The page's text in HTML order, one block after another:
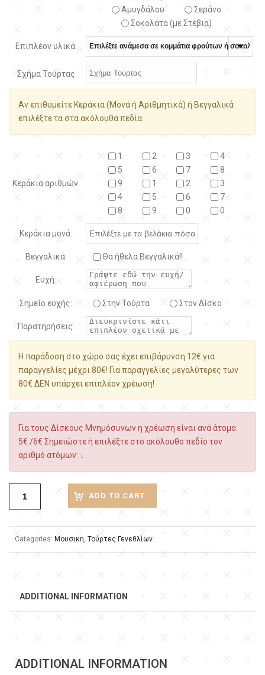
Αμυγδάλου
Σεράνο
Σοκολάτα (με Στέβια)
Επιπλέον υλικά:
Σχήμα Τούρτας
Αν επιθυμείτε Κεράκια (Μονά ή Αριθμητικά) ή Βεγγαλικά
επιλέξτε τα στα ακόλουθα πεδία:
Κεράκια αριθμών:
1 2 3
4
5
6 7
8
9
1 2
3
4
5 6
7
8
9 0 0
Κεράκια μονά:
Βεγγαλικά: Θα ήθελα Βεγγαλικά!!
Ευχή:
Σημείο ευχής: Στην Τούρτα Στον Δίσκο
Παρατηρήσεις:
Η παράδοση στο χώρο σας έχει επιβάρυνση 12€ για
παραγγελίες μέχρι 80€! Για παραγγελίες μεγαλύτερες των
80€ ΔΕΝ υπάρχει επιπλέον χρέωση!
Για τους Δίσκους Μνημόσυνων η χρέωση είναι ανά άτομο:
5€ /6€ Σημειώστε ή επιλέξτε στο ακόλουθο πεδίο τον
αριθμό ατόμων: ↓
ADD TO CART
Categories: Μουσικη Τούρτες Γενεθλίων
ADDITIONAL INFORMATION
ADDITIONAL INFORMATION